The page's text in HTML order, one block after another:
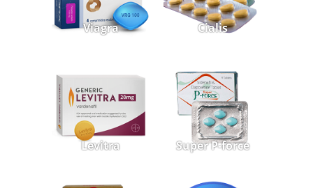
Viagra Cialis
Levitra Super P-force